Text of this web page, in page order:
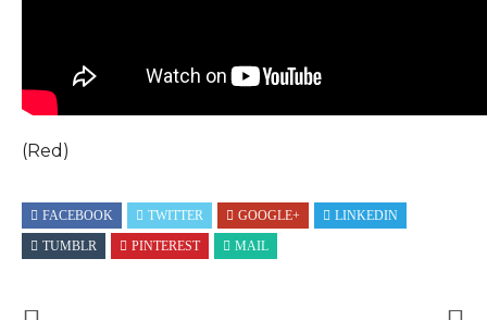
(Red)
FACEBOOK TWITTER GOOGLE+
LINKEDIN
TUMBLR
PINTEREST MAIL